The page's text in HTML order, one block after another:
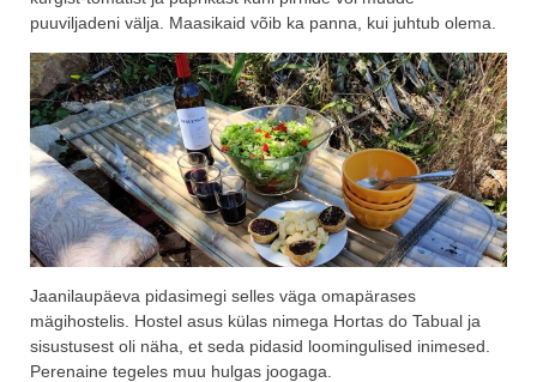
puuviljadeni välja. Maasikaid võib ka panna, kui juhtub olema.
Jaanilaupäeva pidasimegi selles väga omapärases
mägihostelis. Hostel asus külas nimega Hortas do Tabual ja
sisustusest oli näha, et seda pidasid loomingulised inimesed.
Perenaine tegeles muu hulgas joogaga.